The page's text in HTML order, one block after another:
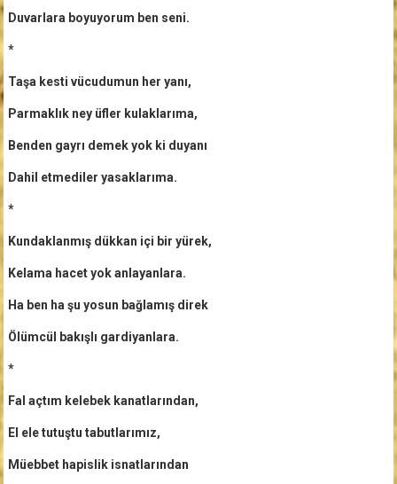
Duvarlara boyuyorum ben seni.
*
Taşa kesti vücudumun her yanı,
Parmaklık ney üfler kulaklarıma,
Benden gayrı demek yok ki duyanı
Dahil etmediler yasaklarıma.
*
Kundaklanmış dükkan içi bir yürek,
Kelama hacet yok anlayanlara.
Ha ben ha şu yosun bağlamış direk
Ölümcül bakışlı gardiyanlara.
*
Fal açtım kelebek kanatlarından,
El ele tutuştu tabutlarımız,
Müebbet hapislik isnatlarından